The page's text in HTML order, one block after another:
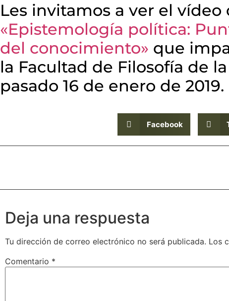
Les invitamos a ver el
«Epistemología política:
del conocimiento» que
la Facultad de Filosofía de
pasado 16 de enero de 2019.
Facebook
Deja una respuesta
Tu dirección de correo electrónico no será publicada. Los
Comentario *